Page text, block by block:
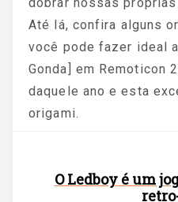
Até lá, confira alguns
você pode fazer ideal
Gonda] em Remoticon
daquele ano e esta
origami.
O Ledboy é um